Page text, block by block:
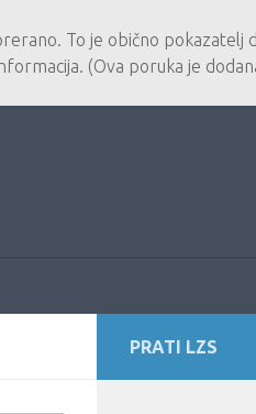
To je obično pokazatelj
(Ova poruka je
PRATI LZS